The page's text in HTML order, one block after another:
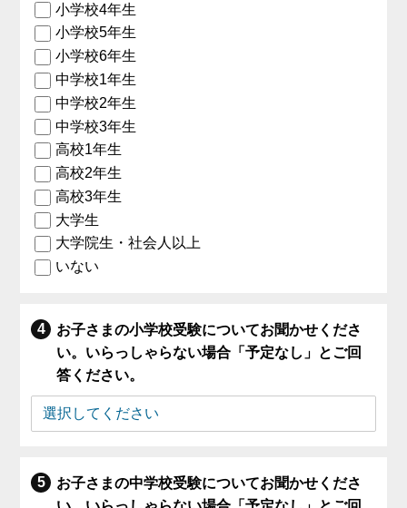
小学校4年生
小学校5年生
小学校6年生
中学校1年生
中学校2年生
中学校3年生
高校1年生
高校2年生
高校3年生
大学生
大学院生・社会人以上
いない
お子さまの小学校受験についてお聞かせくださ
い。いらっしゃらない場合「予定なし」とご回
答ください。
お子さまの中学校受験についてお聞かせくださ